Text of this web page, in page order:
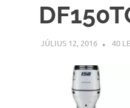
JÚLIUS 12, 2016 40